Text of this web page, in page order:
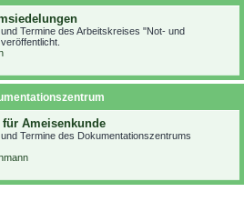
Termine des Arbeitskreises "Not- und
für Ameisenkunde
Termine des Dokumentationszentrums